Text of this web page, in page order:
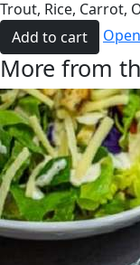
Trout, Rice, Carrot,
Add to cart
More from